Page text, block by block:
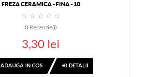
FREZA CERAMICA - FINA - 10
0 Recenzie(i)
3,30 lei
ADAUGA IN COS DETALII